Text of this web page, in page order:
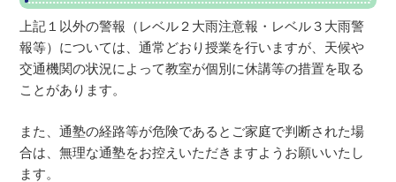
上記１以外の警報（レベル２大雨注意報・レベル３大雨警
報等）については、通常どおり授業を行いますが、天候や
交通機関の状況によって教室が個別に休講等の措置を取る
ことがあります。
また、通塾の経路等が危険であるとご家庭で判断された場
合は、無理な通塾をお控えいただきますようお願いいたし
ます。